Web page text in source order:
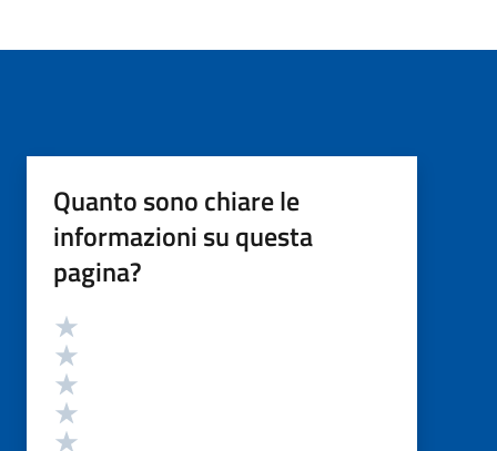
Quanto sono chiare le
informazioni su questa
pagina?
Valutazione